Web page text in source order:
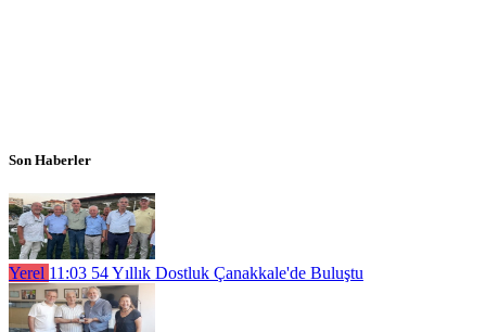
Son Haberler
Yerel 11:03 54 Yıllık Dostluk Çanakkale'de Buluştu